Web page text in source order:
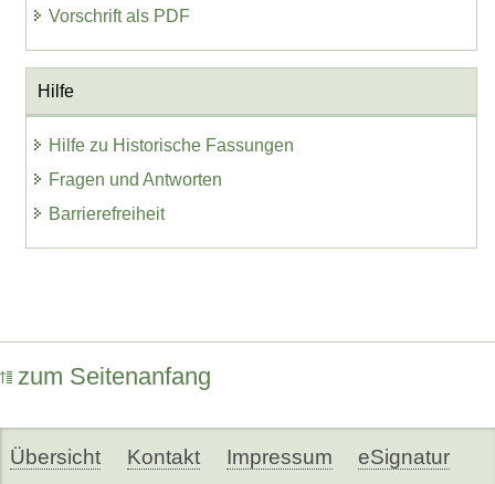
Vorschrift als PDF
Hilfe
Hilfe zu Historische Fassungen
Fragen und Antworten
Barrierefreiheit
zum Seitenanfang
Übersicht Kontakt Impressum eSignatur